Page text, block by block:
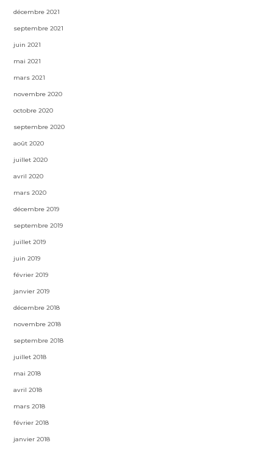
décembre 2021
septembre 2021
juin 2021
mai 2021
mars 2021
novembre 2020
octobre 2020
septembre 2020
août 2020
juillet 2020
avril 2020
mars 2020
décembre 2019
septembre 2019
juillet 2019
juin 2019
février 2019
janvier 2019
décembre 2018
novembre 2018
septembre 2018
juillet 2018
mai 2018
avril 2018
mars 2018
février 2018
janvier 2018